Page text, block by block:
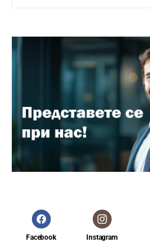
Facebook Instagram